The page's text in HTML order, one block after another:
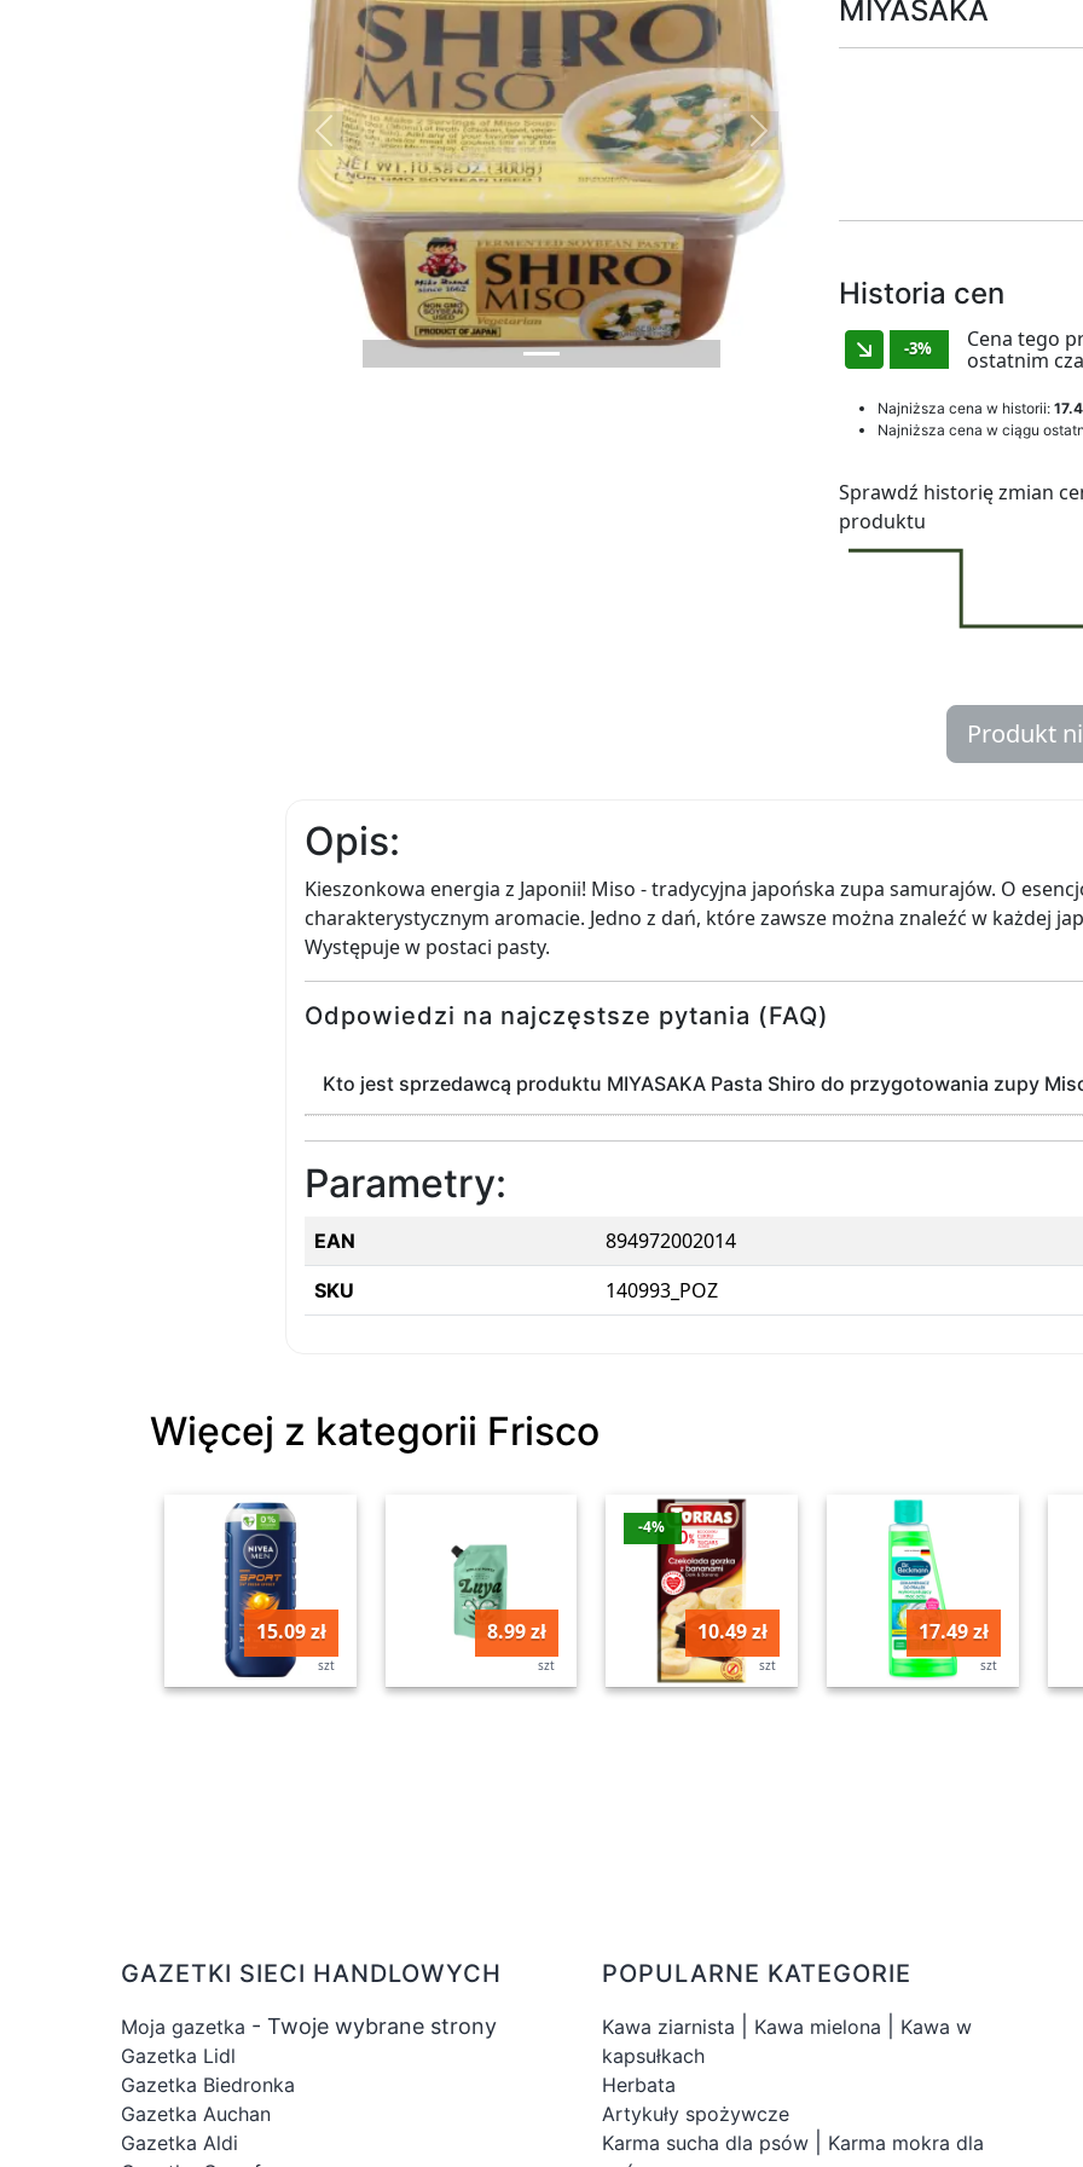
Previous Next
MIYASAKA
Historia cen
-3%
Cena tego
ostatnim
Najniższa cena w historii:
Najniższa cena w ciągu
Sprawdź historię zmian
produktu
Produkt
Opis:
Kieszonkowa energia z Japonii! Miso - tradycyjna japońska zupa samurajów. O
charakterystycznym aromacie. Jedno z dań, które zawsze można znaleźć w każdej
Występuje w postaci pasty.
Odpowiedzi na najczęstsze pytania (FAQ)
Kto jest sprzedawcą produktu MIYASAKA Pasta Shiro do przygotowania zupy
Parametry:
EAN 894972002014
SKU 140993_POZ
Więcej z kategorii Frisco
15.09 zł
szt
8.99 zł
szt
-4%
10.49 zł
szt
17.49 zł
szt
GAZETKI SIECI HANDLOWYCH
Moja gazetka - Twoje wybrane strony
Gazetka Lidl
Gazetka Biedronka
Gazetka Auchan
Gazetka Aldi
POPULARNE KATEGORIE
Kawa ziarnista Kawa mielona
Kawa w
kapsułkach
Herbata
Artykuły spożywcze
Karma sucha dla psów
Karma mokra dla